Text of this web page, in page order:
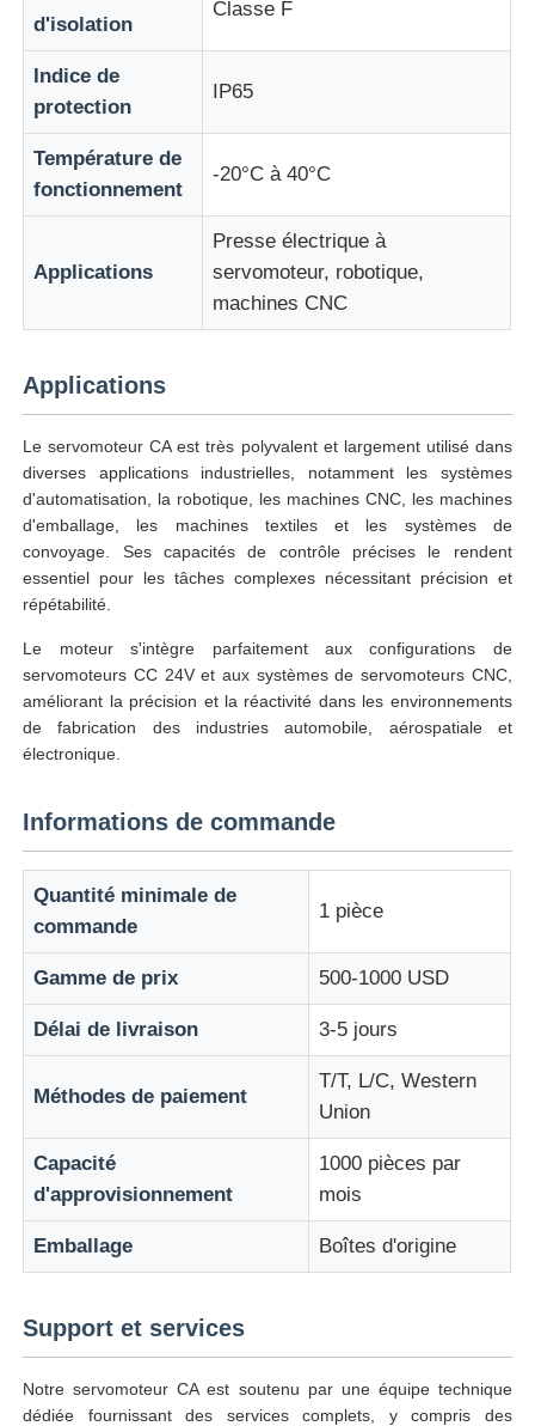
d'isolation
Classe F
Indice de
protection
IP65
Température de
fonctionnement
-20°C à 40°C
Applications
Presse électrique à
servomoteur, robotique,
machines CNC
Applications
Le servomoteur CA est très polyvalent et largement utilisé dans
diverses applications industrielles, notamment les systèmes
d'automatisation, la robotique, les machines CNC, les machines
d'emballage, les machines textiles et les systèmes de
convoyage. Ses capacités de contrôle précises le rendent
essentiel pour les tâches complexes nécessitant précision et
répétabilité.
Le moteur s'intègre parfaitement aux configurations de
servomoteurs CC 24V et aux systèmes de servomoteurs CNC,
améliorant la précision et la réactivité dans les environnements
de fabrication des industries automobile, aérospatiale et
électronique.
Informations de commande
Quantité minimale de
commande
1 pièce
Gamme de prix 500-1000 USD
Délai de livraison 3-5 jours
Méthodes de paiement
T/T, L/C, Western
Union
Capacité
d'approvisionnement
1000 pièces par
mois
Emballage Boîtes d'origine
Support et services
Notre servomoteur CA est soutenu par une équipe technique
dédiée fournissant des services complets, y compris des